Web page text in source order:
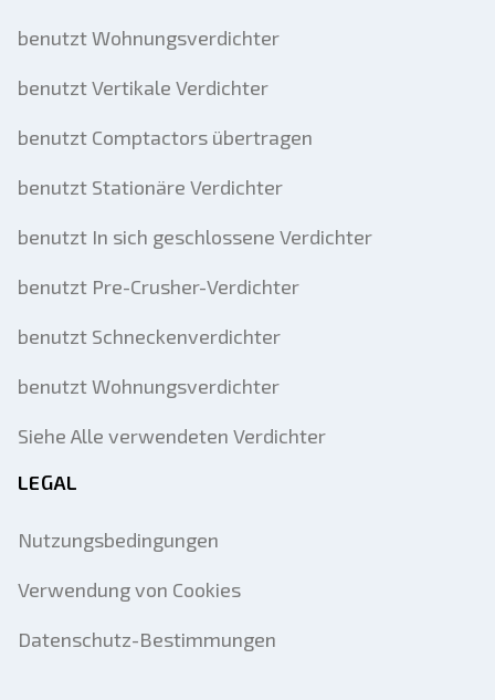
benutzt Wohnungsverdichter
benutzt Vertikale Verdichter
benutzt Comptactors übertragen
benutzt Stationäre Verdichter
benutzt In sich geschlossene Verdichter
benutzt Pre-Crusher-Verdichter
benutzt Schneckenverdichter
benutzt Wohnungsverdichter
Siehe Alle verwendeten Verdichter
LEGAL
Nutzungsbedingungen
Verwendung von Cookies
Datenschutz-Bestimmungen